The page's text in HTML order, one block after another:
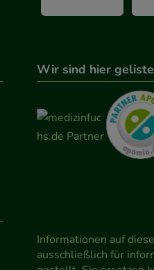
Wir sind hier
Informationen auf
ausschließlich für